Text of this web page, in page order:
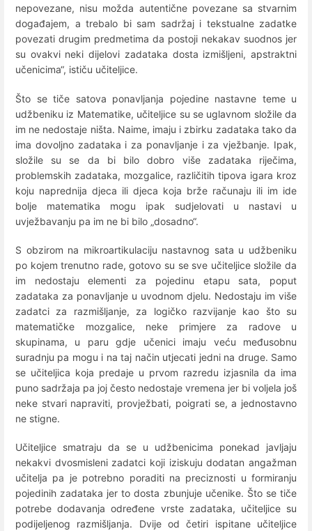
nepovezane, nisu možda autentične povezane sa stvarnim
događajem, a trebalo bi sam sadržaj i tekstualne zadatke
povezati drugim predmetima da postoji nekakav suodnos jer
su ovakvi neki dijelovi zadataka dosta izmišljeni, apstraktni
učenicima“, ističu učiteljice.
Što se tiče satova ponavljanja pojedine nastavne teme u
udžbeniku iz Matematike, učiteljice su se uglavnom složile da
im ne nedostaje ništa. Naime, imaju i zbirku zadataka tako da
ima dovoljno zadataka i za ponavljanje i za vježbanje. Ipak,
složile su se da bi bilo dobro više zadataka riječima,
problemskih zadataka, mozgalice, različitih tipova igara kroz
koju naprednija djeca ili djeca koja brže računaju ili im ide
bolje matematika mogu ipak sudjelovati u nastavi u
uvježbavanju pa im ne bi bilo „dosadno“.
S obzirom na mikroartikulaciju nastavnog sata u udžbeniku
po kojem trenutno rade, gotovo su se sve učiteljice složile da
im nedostaju elementi za pojedinu etapu sata, poput
zadataka za ponavljanje u uvodnom djelu. Nedostaju im više
zadatci za razmišljanje, za logičko razvijanje kao što su
matematičke mozgalice, neke primjere za radove u
skupinama, u paru gdje učenici imaju veću međusobnu
suradnju pa mogu i na taj način utjecati jedni na druge. Samo
se učiteljica koja predaje u prvom razredu izjasnila da ima
puno sadržaja pa joj često nedostaje vremena jer bi voljela još
neke stvari napraviti, provježbati, poigrati se, a jednostavno
ne stigne.
Učiteljice smatraju da se u udžbenicima ponekad javljaju
nekakvi dvosmisleni zadatci koji iziskuju dodatan angažman
učitelja pa je potrebno poraditi na preciznosti u formiranju
pojedinih zadataka jer to dosta zbunjuje učenike. Što se tiče
potrebe dodavanja određene vrste zadataka, učiteljice su
podijeljenog razmišljanja. Dvije od četiri ispitane učiteljice